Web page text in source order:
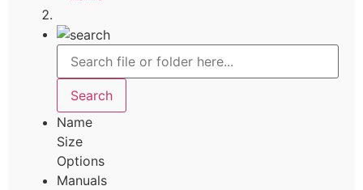
Name
Size
Options
Manuals